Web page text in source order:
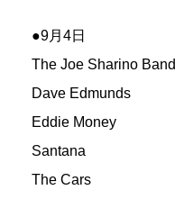
●9月4日
The Joe Sharino Band
Dave Edmunds
Eddie Money
Santana
The Cars